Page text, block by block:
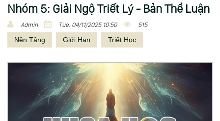
Nhóm 5: Giải Ngộ Triết Lý - Bản Thể Luận
Admin Tue, 04/11/2025 10:50 515
Nền Tảng Giới Hạn Triết Học